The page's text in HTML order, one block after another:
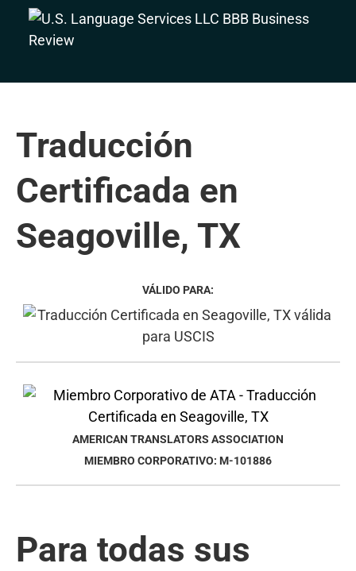
Traducción
Certificada en
Seagoville, TX
VÁLIDO PARA:
AMERICAN TRANSLATORS ASSOCIATION
MIEMBRO CORPORATIVO: M-101886
Para todas sus